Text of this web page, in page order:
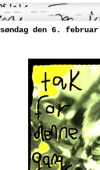
søndag den 6. februar